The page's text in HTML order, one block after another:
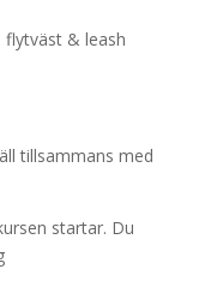
flytväst & leash
tillsammans med
startar. Du